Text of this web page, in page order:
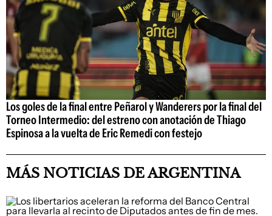
Los goles de la final entre Peñarol y Wanderers por la final del
Torneo Intermedio: del estreno con anotación de Thiago
Espinosa a la vuelta de Eric Remedi con festejo
MÁS NOTICIAS DE ARGENTINA